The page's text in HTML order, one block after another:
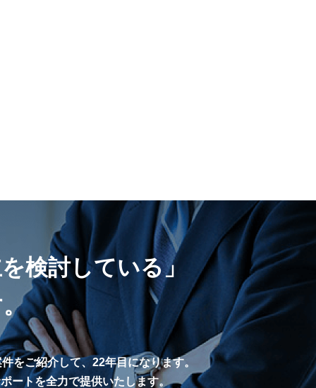
検討している」
をご紹介して、22年目になります。
ートを全力で提供いたします。